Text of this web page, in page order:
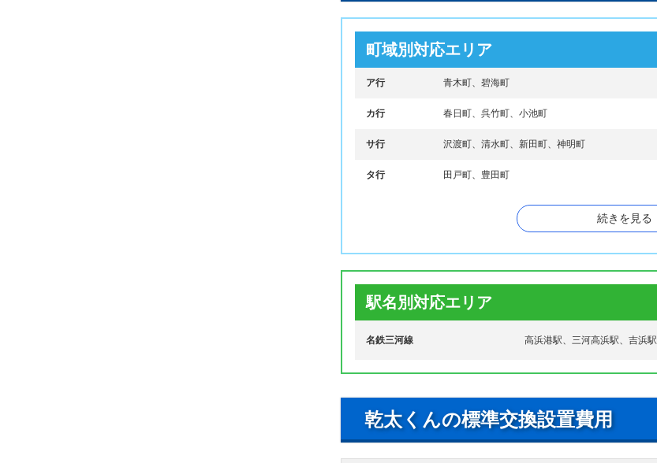
町域別対応エリア
ア行 青木町、碧海町
カ行 春日町、呉竹町、小池町
サ行 沢渡町、清水町、新田町、神明町
タ行 田戸町、豊田町
八幡町、稗田町、二池町、本郷町
ラ行 論地町
続きを見る
駅名別対応エリア
名鉄三河線 高浜港駅、三河高浜駅、吉浜駅
乾太くんの標準交換設置費用